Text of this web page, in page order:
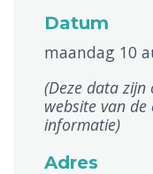
Datum
maandag 10
(Deze data
website van
informatie)
Adres